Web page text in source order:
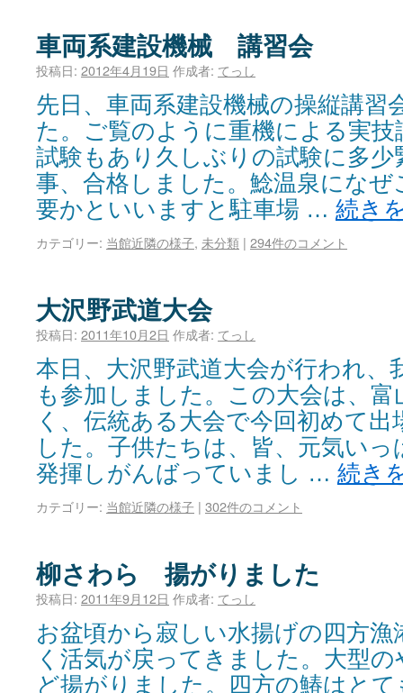
車両系建設機械 講習会
投稿日: 2012年4月19日 作成者: てっし
先日、車両系建設機械の操縦講習
た。ご覧のように重機による実
試験もあり久しぶりの試験に多
事、合格しました。鯰温泉にな
要かといいますと駐車場 … 続き
カテゴリー: 当館近隣の様子, 未分類 | 294件のコメント
大沢野武道大会
投稿日: 2011年10月2日 作成者: てっし
本日、大沢野武道大会が行われ、
も参加しました。この大会は、
く、伝統ある大会で今回初めて
した。子供たちは、皆、元気い
発揮しがんばっていまし … 続き
カテゴリー: 当館近隣の様子 | 302件のコメント
柳さわら 揚がりました
投稿日: 2011年9月12日 作成者: てっし
お盆頃から寂しい水揚げの四方
く活気が戻ってきました。大型
ど揚がりました。四方の鰆はと